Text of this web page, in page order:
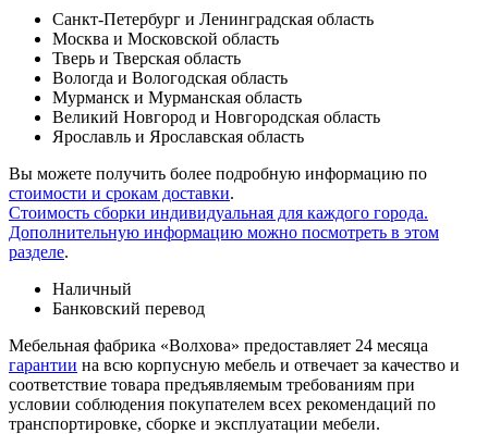
Санкт-Петербург и Ленинградская область
Москва и Московской область
Тверь и Тверская область
Вологда и Вологодская область
Мурманск и Мурманская область
Великий Новгород и Новгородская область
Ярославль и Ярославская область
Вы можете получить более подробную информацию по
стоимости и срокам доставки.
Стоимость сборки индивидуальная для каждого города.
Дополнительную информацию можно посмотреть в этом
разделе.
Наличный
Банковский перевод
Мебельная фабрика «Волхова» предоставляет 24 месяца
гарантии на всю корпусную мебель и отвечает за качество и
соответствие товара предъяв­ляе­мым требованиям при
условии соблюдения покупателем всех рекомендаций по
транспорти­ровке, сборке и эксплуатации мебели.